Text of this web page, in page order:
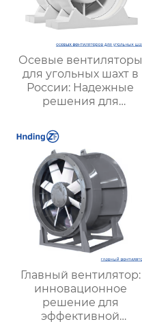
Осевые вентиляторы
для угольных шахт в
России: Надежные
решения для
вентиляции и
безопасности
Главный вентилятор:
инновационное
решение для
эффективной